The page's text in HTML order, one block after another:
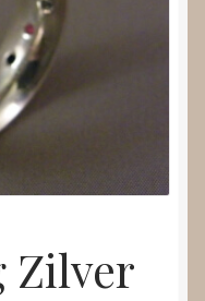
Submenu
uitvouwen
Zilver